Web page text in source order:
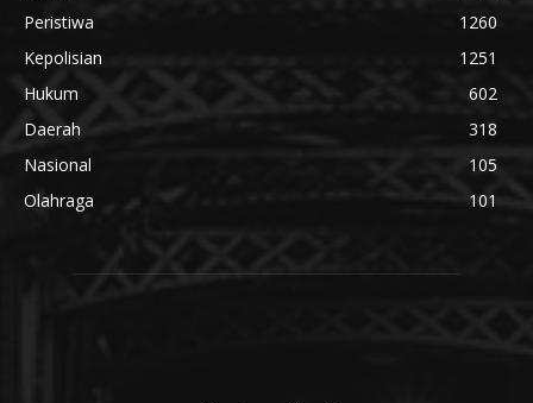
Peristiwa
1260
Kepolisian
1251
Hukum
602
Daerah
318
Nasional
105
Olahraga
101